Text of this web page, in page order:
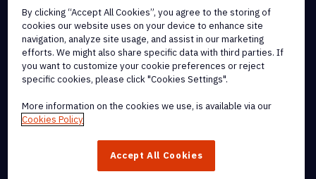
Cookiebeleid
Copyrightbeleid
Alle voorwaarden en beleidsmaatregelen
© 2026 Nitro Software, Inc. Inc. Alle rechten voorbehouden.
Nitro, het Nitro-logo, Nitro Productivity Platform, Nitro PDF Pro, Nitro
dochterondernemingen in de Verenigde Staten en/of andere
By clicking “Accept All Cookies”, you agree to the storing of
cookies our website uses on your device to enhance site
navigation, analyze site usage, and assist in our marketing
efforts. We might also share specific data with third parties. If
you want to customize your cookie preferences or reject
specific cookies, please click "Cookies Settings".
More information on the cookies we use, is available via our
Cookies Policy
Accept All Cookies